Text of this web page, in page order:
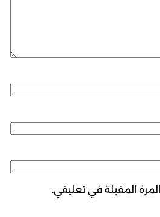
المقبلة في تعليقي.